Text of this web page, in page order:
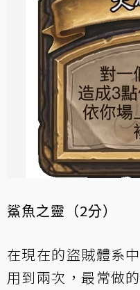
鯊魚之靈（2分）
在現在的盜賊體系
用到兩次，最常做